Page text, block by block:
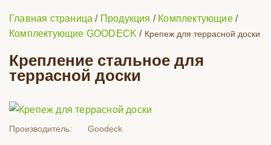
Главная страница / Продукция / Комплектующие/
Комплектующие GOODECK / Крепеж для террасной доски
Крепление стальное для
террасной доски
Производитель: Goodeck